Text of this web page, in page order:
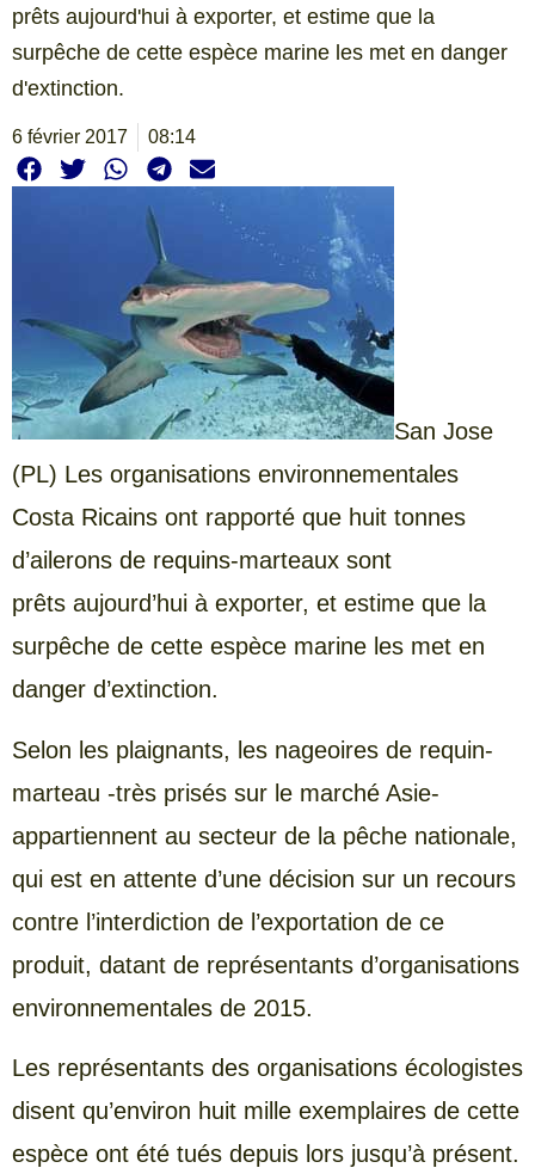
prêts aujourd'hui à exporter, et estime que la
surpêche de cette espèce marine les met en danger
d'extinction.
6 février 2017 08:14
San Jose
(PL) Les organisations environnementales
Costa Ricains ont rapporté que huit tonnes
d’ailerons de requins-marteaux sont
prêts aujourd’hui à exporter, et estime que la
surpêche de cette espèce marine les met en
danger d’extinction.
Selon les plaignants, les nageoires de requin-
marteau -très prisés sur le marché Asie-
appartiennent au secteur de la pêche nationale,
qui est en attente d’une décision sur un recours
contre l’interdiction de l’exportation de ce
produit, datant de représentants d’organisations
environnementales de 2015.
Les représentants des organisations écologistes
disent qu’environ huit mille exemplaires de cette
espèce ont été tués depuis lors jusqu’à présent.